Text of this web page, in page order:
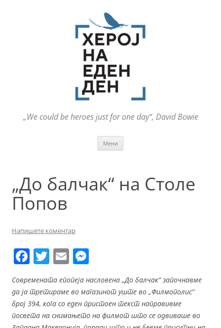
„We could be heroes just for one day“, David Bowie
Мени
„До балчак“ на Столе
Попов
Напишете коментар
F
c
e
b
T
w
itt
er
E
m
ai
l
ss
e
n
Современата епопеја насловена „До балчак“започнавме
да ја третираме во магазинот уште во „Филмополис“
број 394, кога со еден пристоен текст направивме
посвета на снимањето на филмот што се одвиваше во